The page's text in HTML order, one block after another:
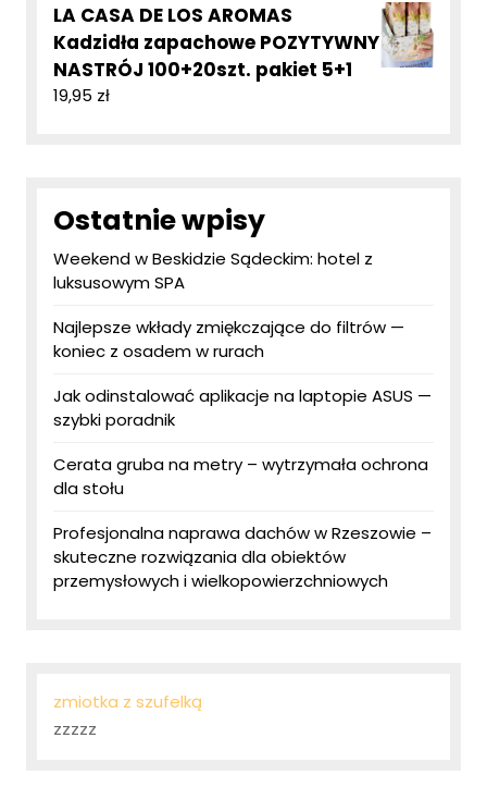
LA CASA DE LOS AROMAS
Kadzidła zapachowe POZYTYWNY
NASTRÓJ 100+20szt. pakiet 5+1
19,95 zł
Ostatnie wpisy
Weekend w Beskidzie Sądeckim: hotel z
luksusowym SPA
Najlepsze wkłady zmiękczające do filtrów —
koniec z osadem w rurach
Jak odinstalować aplikacje na laptopie ASUS —
szybki poradnik
Cerata gruba na metry – wytrzymała ochrona
dla stołu
Profesjonalna naprawa dachów w Rzeszowie –
skuteczne rozwiązania dla obiektów
przemysłowych i wielkopowierzchniowych
zmiotka z szufelką
zzzzz